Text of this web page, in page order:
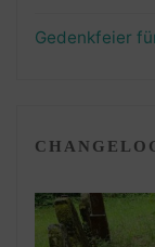
Gedenkfeier